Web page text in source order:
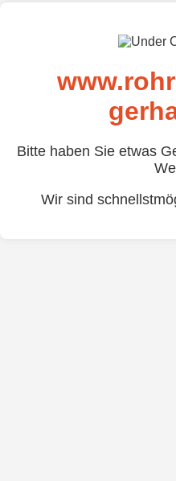
Bitte haben Sie etwas
Wir sind